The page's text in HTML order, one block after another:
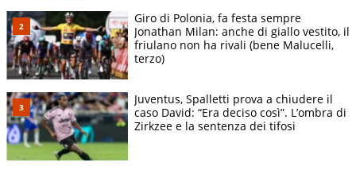
Giro di Polonia, fa festa sempre
Jonathan Milan: anche di giallo vestito, il
friulano non ha rivali (bene Malucelli,
terzo)
Juventus, Spalletti prova a chiudere il
caso David: “Era deciso così”. L’ombra di
Zirkzee e la sentenza dei tifosi